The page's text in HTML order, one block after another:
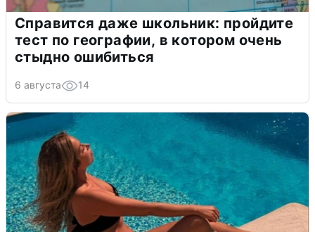
Справится даже школьник: пройдите
тест по географии, в котором очень
стыдно ошибиться
6 августа 14